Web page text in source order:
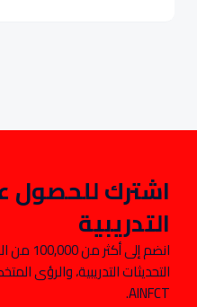
اشترك للحصول
التدريبية
انضم
التحديثات التدريبية، والرؤى
AINFCT.